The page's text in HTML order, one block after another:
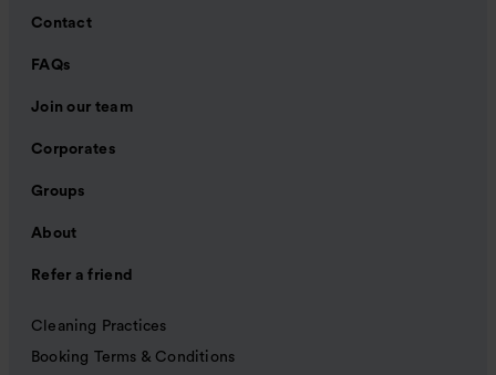
Contact
FAQs
Join our team
Corporates
Groups
About
Refer a friend
Cleaning Practices
Booking Terms & Conditions